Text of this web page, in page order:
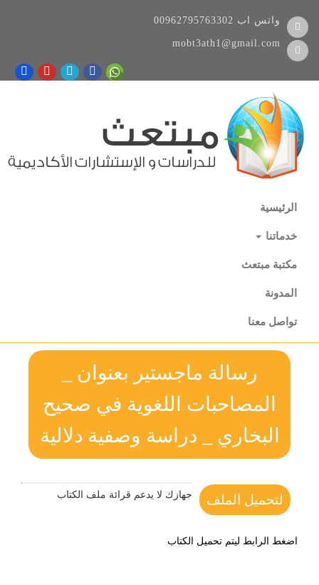
00962795763302 واتس اب
mobt3ath1@gmail.com
الرئيسية
خدماتنا
مكتبة مبتعث
المدونة
تواصل معنا
رسالة ماجستير بعنوان _
المصاحبات اللغوية في صحيح
البخاري _ دراسة وصفية دلالية
لتحميل الملف جهازك لا يدعم قرائة ملف الكتاب
اضغط الرابط ليتم تحميل الكتاب